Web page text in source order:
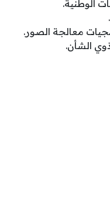
الوطنية.
معالجة الصور.
الشأن.